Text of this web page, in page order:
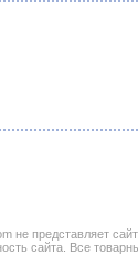
представляет
сайта. Все